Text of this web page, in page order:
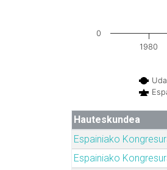
1980
0
Hauteskundea
Espainiako
Espainiako